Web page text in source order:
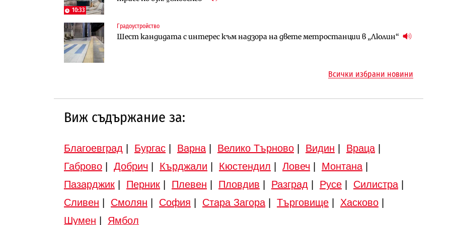
10:33
Градоустройство
Шест кандидата с интерес към надзора на двете метростанции в „Люлин“
Градоустройство
Шест кандидата с интерес към надзора на двете метростанции в „Люлин“
Инфраструктура
Вторият мост над Варненското езеро става част от бъдещата магистрала
Всички избрани новини
Виж съдържание за:
Благоевград Бургас Варна Велико Търново Видин Враца
Габрово
Добрич Кърджали Кюстендил Ловеч Монтана
Пазарджик
Перник Плевен Пловдив Разград Русе Силистра
Сливен
Смолян София Стара Загора Търговище Хасково
Шумен
Ямбол